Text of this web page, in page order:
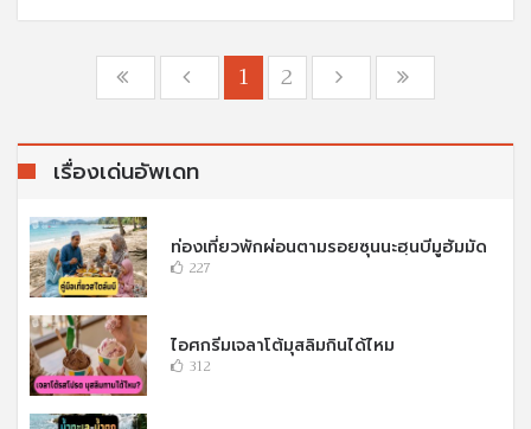
1 2
เรื่องเด่นอัพเดท
ท่องเที่ยวพักผ่อนตามรอยซุนนะฮฺนบีมูฮัมมัด
227
ไอศกรีมเจลาโต้มุสลิมกินได้ไหม
312